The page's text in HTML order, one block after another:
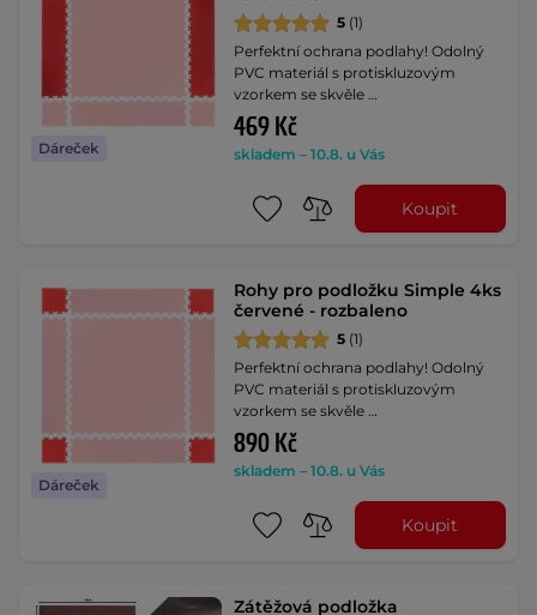
Dáreček
5 (1)
Perfektní ochrana podlahy! Odolný
PVC materiál s protiskluzovým
vzorkem se skvěle …
469 Kč
skladem – 10.8. u Vás
Koupit
Dáreček
Rohy pro podložku Simple 4ks
červené - rozbaleno
5 (1)
Perfektní ochrana podlahy! Odolný
PVC materiál s protiskluzovým
vzorkem se skvěle …
890 Kč
skladem – 10.8. u Vás
Koupit
Zátěžová podložka